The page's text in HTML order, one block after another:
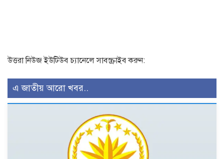
উত্তরা নিউজ ইউটিউব চ্যানেলে সাবস্ক্রাইব করুন:
এ জাতীয় আরো খবর..